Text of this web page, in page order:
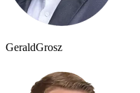
GeraldGrosz